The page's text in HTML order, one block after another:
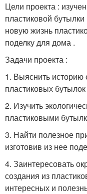
Цели проекта :
пластиковой
новую жизнь
поделку для дома .
Задачи проекта :
1. Выяснить историю
пластиковых бутылок
2. Изучить
пластиковыми
3. Найти полезное
изготовив из нее
4. Заинтересовать
создания из
интересных и